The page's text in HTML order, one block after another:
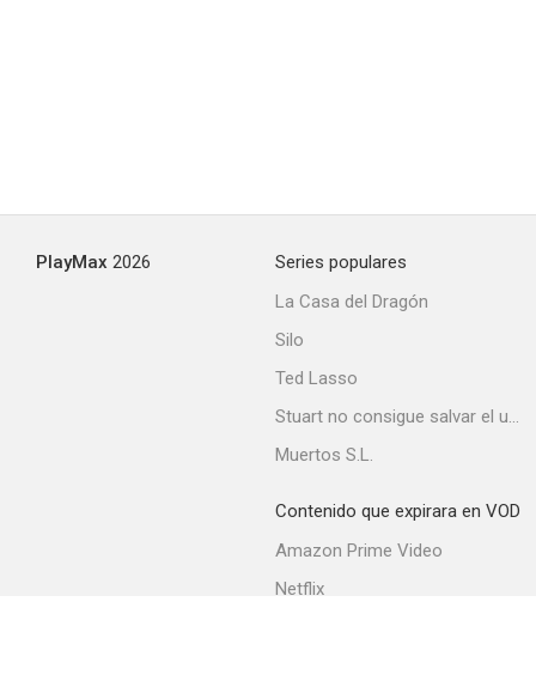
PlayMax 2026
Series populares
La Casa del Dragón
Silo
Ted Lasso
Stuart no consigue salvar el universo
Muertos S.L.
Contenido que expirara en VOD
Amazon Prime Video
Netflix